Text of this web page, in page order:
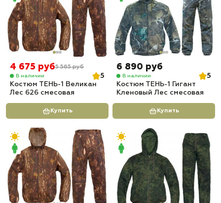
4 675 руб5 565 руб
В наличии
5
Костюм ТЕНЬ-1 Великан
Лес 626 смесовая
Купить
6 890 руб
В наличии
5
Костюм ТЕНЬ-1 Гигант
Кленовый Лес смесовая
Купить